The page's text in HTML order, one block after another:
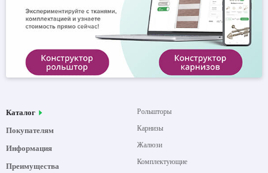
Каталог
Покупателям
Информация
Преимущества
Рольшторы
Карнизы
Жалюзи
Комплектующие